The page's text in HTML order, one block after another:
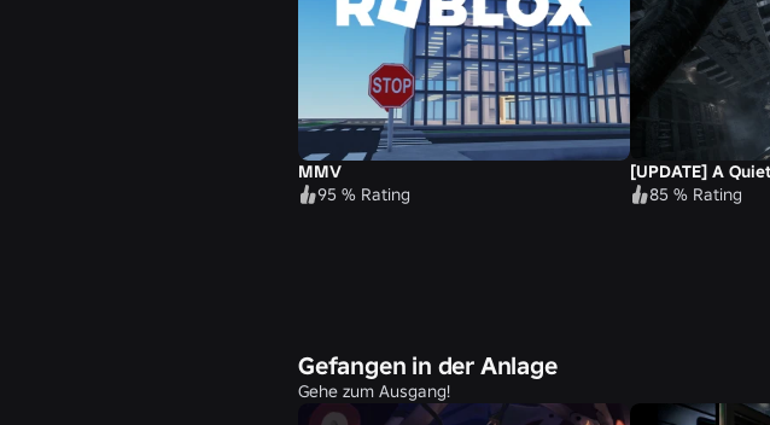
MMV
95 % Rating
85 % Rating
Gefangen in der Anlage
Gehe zum Ausgang!